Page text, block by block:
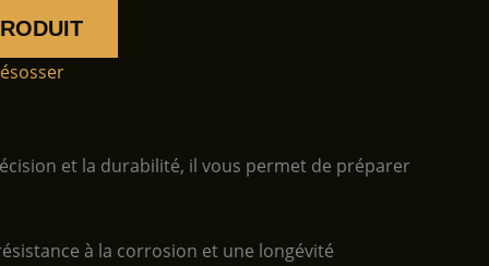
et la durabilité, il vous permet de préparer
à la corrosion et une longévité